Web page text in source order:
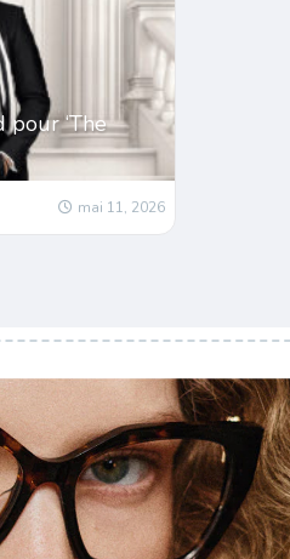
pour ‘The
mai 11, 2026